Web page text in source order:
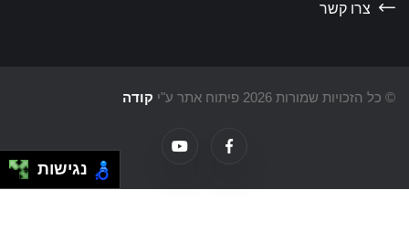
צרו קשר
הזכויות שמורות 2026 פיתוח אתר ע"י קודה
נגישות